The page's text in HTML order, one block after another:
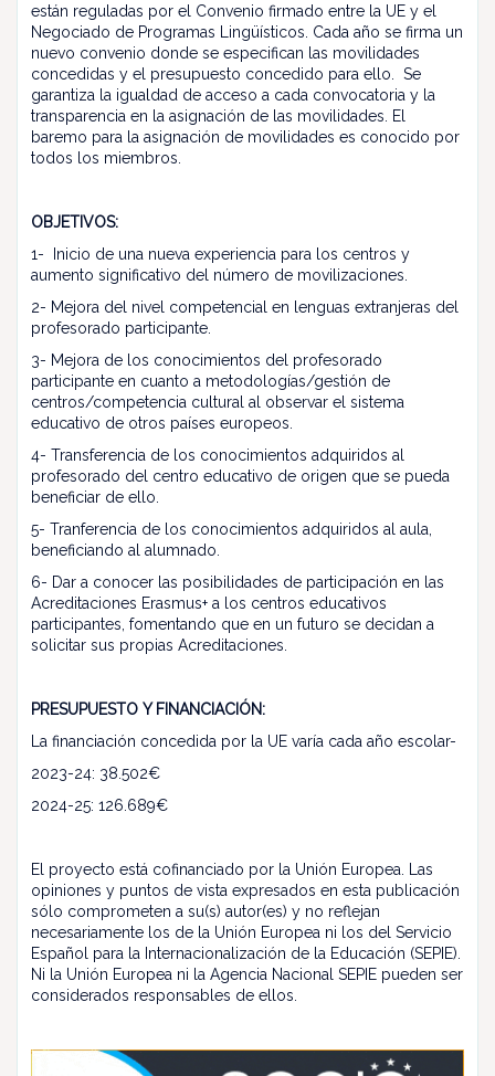
están reguladas por el Convenio firmado entre la UE y el
Negociado de Programas Lingüísticos. Cada año se firma un
nuevo convenio donde se especifican las movilidades
concedidas y el presupuesto concedido para ello. Se
garantiza la igualdad de acceso a cada convocatoria y la
transparencia en la asignación de las movilidades. El
baremo para la asignación de movilidades es conocido por
todos los miembros.
OBJETIVOS:
1- Inicio de una nueva experiencia para los centros y
aumento significativo del número de movilizaciones.
2- Mejora del nivel competencial en lenguas extranjeras del
profesorado participante.
3- Mejora de los conocimientos del profesorado
participante en cuanto a metodologías/gestión de
centros/competencia cultural al observar el sistema
educativo de otros países europeos.
4- Transferencia de los conocimientos adquiridos al
profesorado del centro educativo de origen que se pueda
beneficiar de ello.
5- Tranferencia de los conocimientos adquiridos al aula,
beneficiando al alumnado.
6- Dar a conocer las posibilidades de participación en las
Acreditaciones Erasmus+ a los centros educativos
participantes, fomentando que en un futuro se decidan a
solicitar sus propias Acreditaciones.
PRESUPUESTO Y FINANCIACIÓN:
La financiación concedida por la UE varía cada año escolar-
2023-24: 38.502€
2024-25: 126.689€
El proyecto está cofinanciado por la Unión Europea. Las
opiniones y puntos de vista expresados en esta publicación
sólo comprometen a su(s) autor(es) y no reflejan
necesariamente los de la Unión Europea ni los del Servicio
Español para la Internacionalización de la Educación (SEPIE).
Ni la Unión Europea ni la Agencia Nacional SEPIE pueden ser
considerados responsables de ellos.